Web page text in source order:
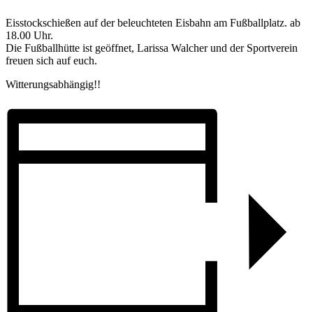
Eisstockschießen auf der beleuchteten Eisbahn am Fußballplatz. ab
18.00 Uhr.
Die Fußballhütte ist geöffnet, Larissa Walcher und der Sportverein
freuen sich auf euch.
Witterungsabhängig!!